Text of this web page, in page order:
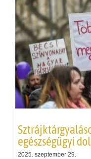
egészségügyi
2025. szeptember 29.